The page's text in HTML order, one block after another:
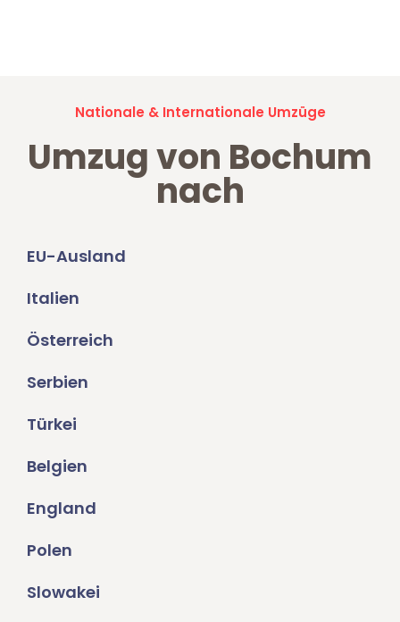
Nationale & Internationale Umzüge
Umzug von Bochum
nach
EU-Ausland
Italien
Österreich
Serbien
Türkei
Belgien
England
Polen
Slowakei